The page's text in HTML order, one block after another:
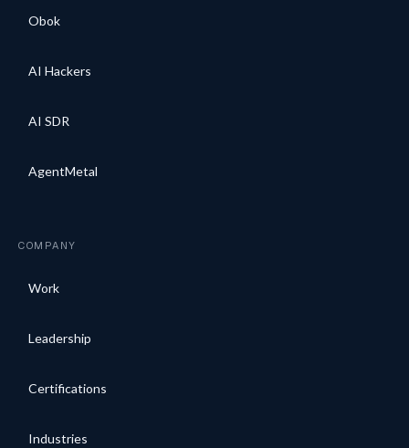
Obok
AI Hackers
AI SDR
AgentMetal
COMPANY
Work
Leadership
Certifications
Industries